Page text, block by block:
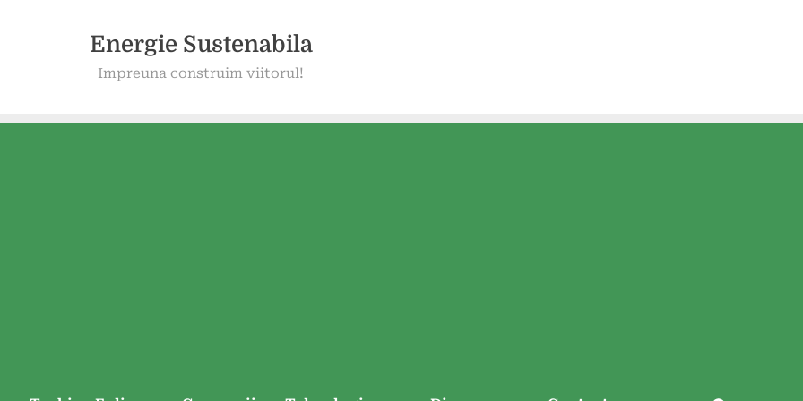
Energie Sustenabila
Impreuna construim viitorul!